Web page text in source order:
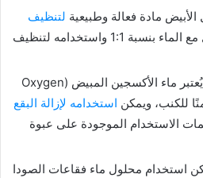
الأبيض مادة فعالة وطبيعية لتنظيف
. يمكن خلط الخل مع الماء بنسبة 1:1 واستخدامه لتنظيف
ماء الأكسجين المبيض: يُعتبر ماء الأكسجين المبيض (Oxygen
استخدامه لإزالة البقع
الاستخدام الموجودة على عبوة
استخدام محلول ماء فقاعات الصودا